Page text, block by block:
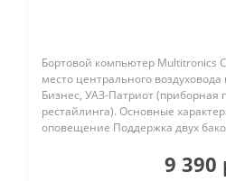
Бортовой компьютер Multitronics
место центрального
Бизнес, УАЗ-Патриот (приборная
рестайлинга). Основные
оповещение Поддержка двух
9 390